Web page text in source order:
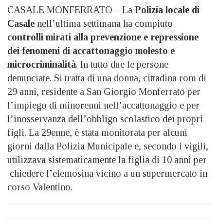
CASALE MONFERRATO – La Polizia locale di
Casale nell’ultima settimana ha compiuto
controlli mirati alla prevenzione e repressione
dei fenomeni di accattonaggio molesto e
microcriminalità. In tutto due le persone
denunciate. Si tratta di una donna, cittadina rom di
29 anni, residente a San Giorgio Monferrato per
l’impiego di minorenni nell’accattonaggio e per
l’inosservanza dell’obbligo scolastico dei propri
figli. La 29enne, è stata monitorata per alcuni
giorni dalla Polizia Municipale e, secondo i vigili,
utilizzava sistematicamente la figlia di 10 anni per
chiedere l’elemosina vicino a un supermercato in
corso Valentino.